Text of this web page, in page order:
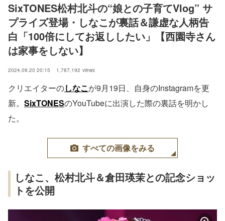
SixTONES松村北斗の“娘との子育てVlog” サ
プライズ登場・しなこが裏話＆謙虚な人柄告
白「100倍にしてお返ししたい」【西園寺さん
は家事をしない】
2024.09.20 20:15 1,787,192 views
クリエイターのしなこが9月19日、自身のInstagramを更
新。 SixTONESのYouTubeに出演した際の裏話を明かし
た。
すべての画像をみる
しなこ、松村北斗＆倉田瑛茉との記念ショッ
トを公開